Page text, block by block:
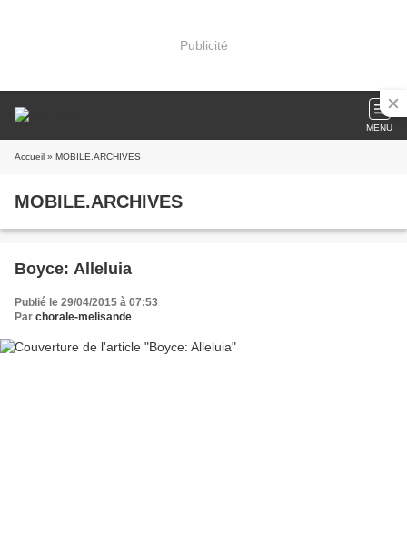
Publicité
MENU
Accueil » MOBILE.ARCHIVES
MOBILE.ARCHIVES
Boyce: Alleluia
Publié le 29/04/2015 à 07:53
Par chorale-melisande